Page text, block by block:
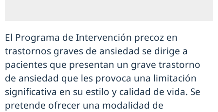
El Programa de Intervención precoz en
trastornos graves de ansiedad se dirige a
pacientes que presentan un grave trastorno
de ansiedad que les provoca una limitación
significativa en su estilo y calidad de vida. Se
pretende ofrecer una modalidad de